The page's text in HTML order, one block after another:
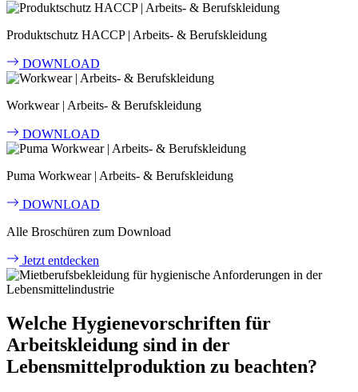
Produktschutz HACCP | Arbeits- & Berufskleidung
DOWNLOAD
Workwear | Arbeits- & Berufskleidung
DOWNLOAD
Puma Workwear | Arbeits- & Berufskleidung
DOWNLOAD
Alle Broschüren zum Download
Jetzt entdecken
Welche Hygienevorschriften für
Arbeitskleidung sind in der
Lebensmittelproduktion zu beachten?